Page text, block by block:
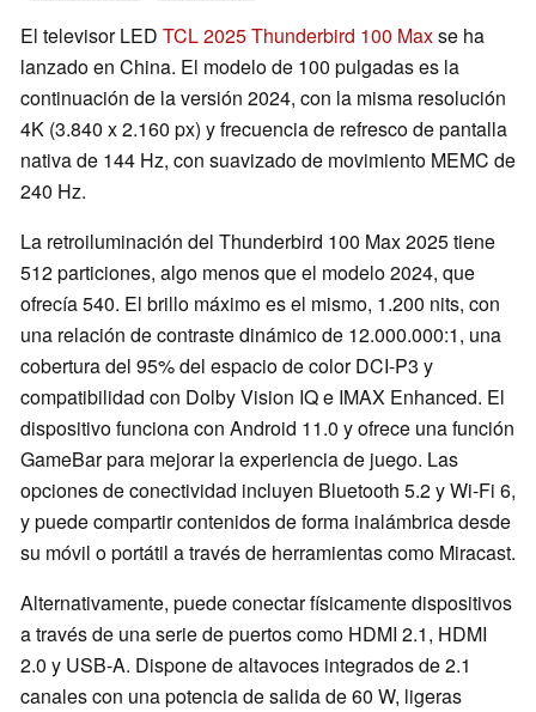
El televisor LED TCL 2025 Thunderbird 100 Maxse ha
lanzado en China. El modelo de 100 pulgadas es la
continuación de la versión 2024, con la misma resolución
4K (3.840 x 2.160 px) y frecuencia de refresco de pantalla
nativa de 144 Hz, con suavizado de movimiento MEMC de
240 Hz.
La retroiluminación del Thunderbird 100 Max 2025 tiene
512 particiones, algo menos que el modelo 2024, que
ofrecía 540. El brillo máximo es el mismo, 1.200 nits, con
una relación de contraste dinámico de 12.000.000:1, una
cobertura del 95% del espacio de color DCI-P3 y
compatibilidad con Dolby Vision IQ e IMAX Enhanced. El
dispositivo funciona con Android 11.0 y ofrece una función
GameBar para mejorar la experiencia de juego. Las
opciones de conectividad incluyen Bluetooth 5.2 y Wi-Fi 6,
y puede compartir contenidos de forma inalámbrica desde
su móvil o portátil a través de herramientas como Miracast.
Alternativamente, puede conectar físicamente dispositivos
a través de una serie de puertos como HDMI 2.1, HDMI
2.0 y USB-A. Dispone de altavoces integrados de 2.1
canales con una potencia de salida de 60 W, ligeras